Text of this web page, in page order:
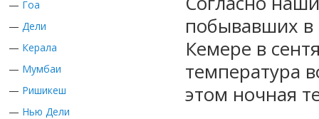
— Гоа
— Дели
— Керала
— Мумбаи
— Ришикеш
— Нью Дели
побывавших в
Кемере в
температура
этом ночная